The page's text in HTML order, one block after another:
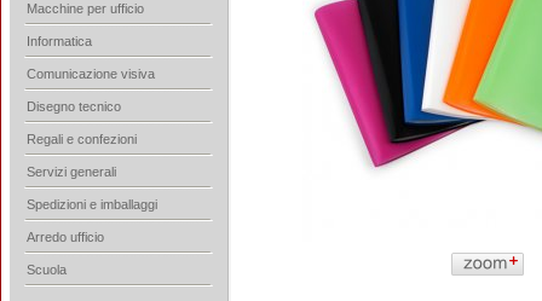
Macchine per ufficio
Informatica
Comunicazione visiva
Disegno tecnico
Regali e confezioni
Servizi generali
Spedizioni e imballaggi
Arredo ufficio
Scuola